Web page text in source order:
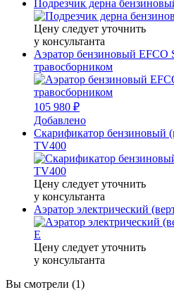
Подрезчик дерна
Цену следует уточнить
у консультанта
Аэратор бензиновый EFCO
травосборником
105 980 ₽
Добавлено
Скарификатор бензиновый
TV400
Цену следует уточнить
у консультанта
Аэратор электрический
Цену следует уточнить
у консультанта
Вы смотрели (1)